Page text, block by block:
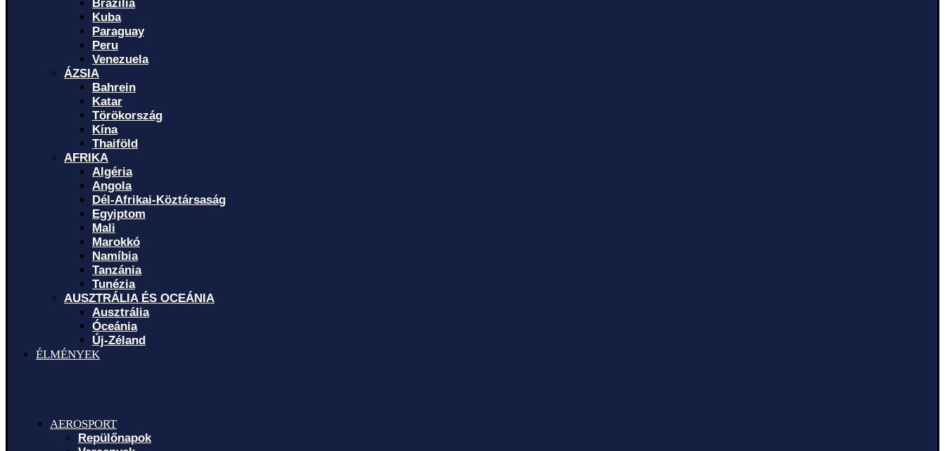
Brazília
Kuba
Paraguay
Peru
Venezuela
ÁZSIA
Bahrein
Katar
Törökország
Kína
Thaiföld
AFRIKA
Algéria
Angola
Dél-Afrikai-Köztársaság
Egyiptom
Mali
Marokkó
Namíbia
Tanzánia
Tunézia
AUSZTRÁLIA ÉS OCEÁNIA
Ausztrália
Óceánia
Új-Zéland
ÉLMÉNYEK
AEROSPORT
Repülőnapok